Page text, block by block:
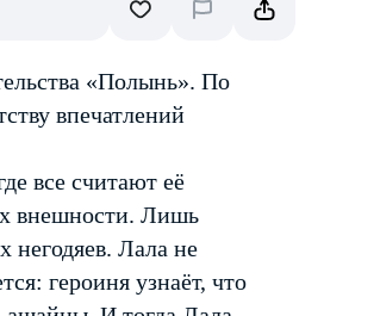
«Полынь». По
впечатлений
все считают её
внешности. Лишь
негодяев. Лала не
героиня узнаёт, что